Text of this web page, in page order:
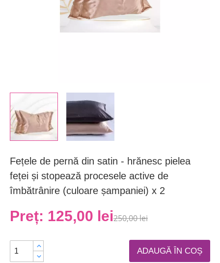
Fețele de pernă din satin - hrănesc pielea
feței și stopează procesele active de
îmbătrânire (culoare șampaniei) x 2
Preț: 125,00 lei250,00 lei
ADAUGĂ ÎN COȘ